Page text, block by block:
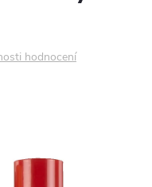
hodnocení